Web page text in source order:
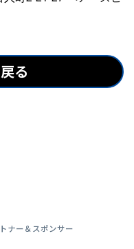
る
ナー＆スポンサー